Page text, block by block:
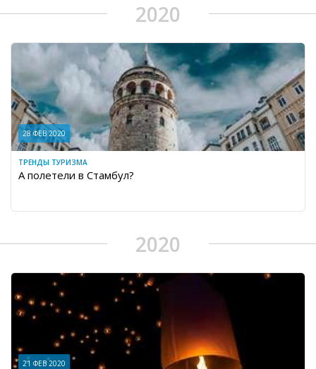
2020
28 ФЕВ 2020
ТРЕНДЫ ТУРИЗМА
А полетели в Стамбул?
2020
21 ФЕВ 2020